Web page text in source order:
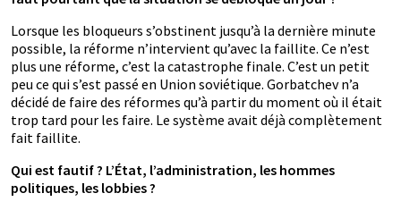
Lorsque les bloqueurs s’obstinent jusqu’à la dernière minute
possible, la réforme n’intervient qu’avec la faillite. Ce n’est
plus une réforme, c’est la catastrophe finale. C’est un petit
peu ce qui s’est passé en Union soviétique. Gorbatchev n’a
décidé de faire des réformes qu’à partir du moment où il était
trop tard pour les faire. Le système avait déjà complètement
fait faillite.
Qui est fautif ? L’État, l’administration, les hommes
politiques, les lobbies ?